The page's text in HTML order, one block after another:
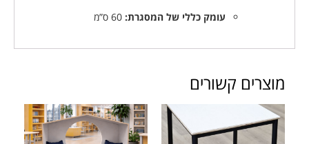
עומק כללי של המסגרת:
מוצרים קשורים